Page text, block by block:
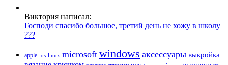
Виктория написал:
Господи спасибо большое, третий день не хожу в школу
???
apple ios linux microsoft windows аксессуары выкройка